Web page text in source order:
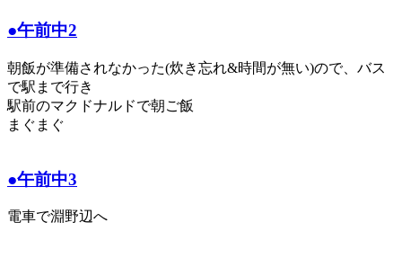
●午前中2
朝飯が準備されなかった(炊き忘れ&時間が無い)ので、バス
で駅まで行き
駅前のマクドナルドで朝ご飯
まぐまぐ
●午前中3
電車で淵野辺へ